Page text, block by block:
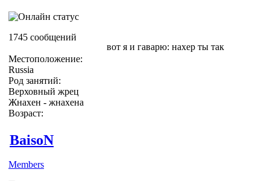
1745 сообщений
Местоположение:
Russia
Род занятий:
Верховный жрец
Жнахен - жнахена
Возраст:
вот я и гаварю: нахер ты так
BaisoN
Members